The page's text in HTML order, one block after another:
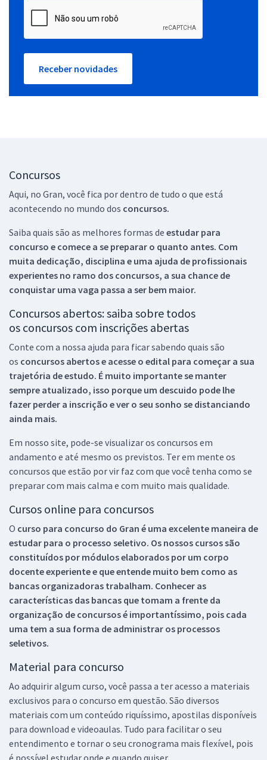
Receber novidades
Concursos
Aqui, no Gran, você fica por dentro de tudo o que está
acontecendo no mundo dos concursos.
Saiba quais são as melhores formas de estudar para
concurso e comece a se preparar o quanto antes. Com
muita dedicação, disciplina e uma ajuda de profissionais
experientes no ramo dos concursos, a sua chance de
conquistar uma vaga passa a ser bem maior.
Concursos abertos: saiba sobre todos
os concursos com inscrições abertas
Conte com a nossa ajuda para ficar sabendo quais são
os concursos abertos e acesse o edital para começar a sua
trajetória de estudo. É muito importante se manter
sempre atualizado, isso porque um descuido pode lhe
fazer perder a inscrição e ver o seu sonho se distanciando
ainda mais.
Em nosso site, pode-se visualizar os concursos em
andamento e até mesmo os previstos. Ter em mente os
concursos que estão por vir faz com que você tenha como se
preparar com mais calma e com muito mais qualidade.
Cursos online para concursos
O curso para concurso do Gran é uma excelente maneira de
estudar para o processo seletivo. Os nossos cursos são
constituídos por módulos elaborados por um corpo
docente experiente e que entende muito bem como as
bancas organizadoras trabalham. Conhecer as
características das bancas que tomam a frente da
organização de concursos é importantíssimo, pois cada
uma tem a sua forma de administrar os processos
seletivos.
Material para concurso
Ao adquirir algum curso, você passa a ter acesso a materiais
exclusivos para o concurso em questão. São diversos
materiais com um conteúdo riquíssimo, apostilas disponíveis
para download e videoaulas. Tudo para facilitar o seu
entendimento e tornar o seu cronograma mais flexível, pois
é possível estudar onde e quando quiser.